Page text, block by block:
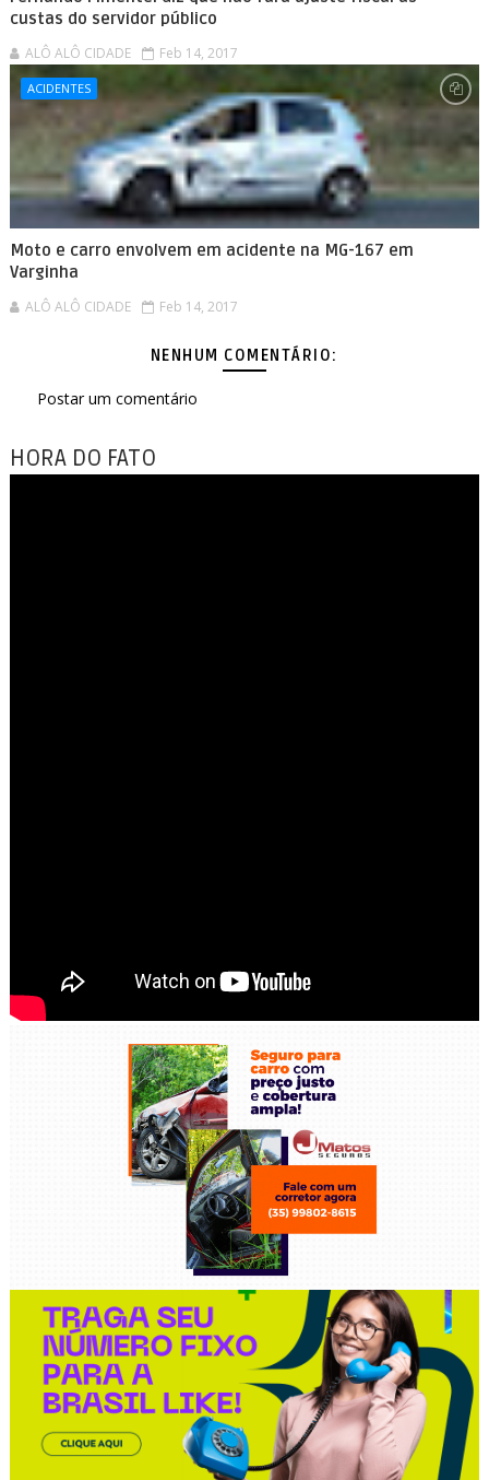
custas do servidor público
ALÔ ALÔ CIDADE Feb 14, 2017
ACIDENTES
Moto e carro envolvem em acidente na MG-167 em
Varginha
ALÔ ALÔ CIDADE Feb 14, 2017
NENHUM COMENTÁRIO:
Postar um comentário
HORA DO FATO